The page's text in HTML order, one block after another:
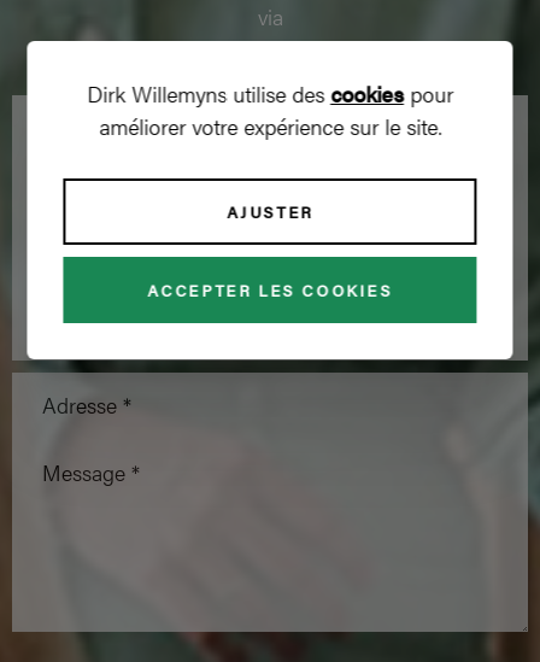
via
Prénom *
Adresse e-mail *
Numéro de téléphone *
Adresse *
Message *
Dirk Willemyns utilise descookiespour
améliorer votre expérience sur le site.
AJUSTER
ACCEPTER LES COOKIES